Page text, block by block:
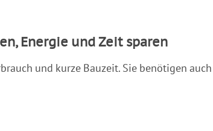
Energie und Zeit sparen
und kurze Bauzeit. Sie benötigen